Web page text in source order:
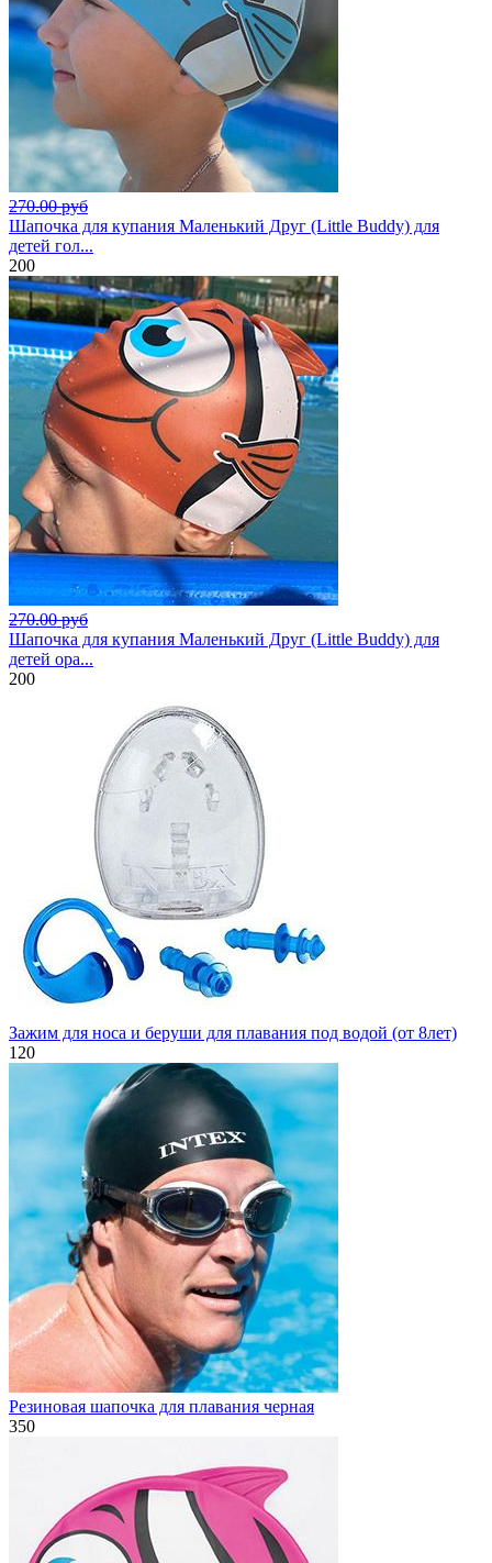
270.00 руб
Шапочка для купания Маленький Друг (Little Buddy) для
детей гол...
200
270.00 руб
Шапочка для купания Маленький Друг (Little Buddy) для
детей ора...
200
Зажим для носа и беруши для плавания под водой (от 8лет)
120
Резиновая шапочка для плавания черная
350